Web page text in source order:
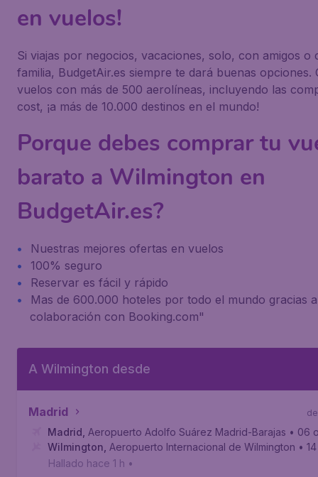
en vuelos!
Si viajas por negocios, vacaciones, solo, con amigos o
familia, BudgetAir.es siempre te dará buenas opciones.
vuelos con más de 500 aerolíneas, incluyendo las
cost, ¡a más de 10.000 destinos en el mundo!
Porque debes comprar tu
barato a Wilmington en
BudgetAir.es?
Nuestras mejores ofertas en vuelos
100% seguro
Reservar es fácil y rápido
Mas de 600.000 hoteles por todo el mundo gracias
colaboración con Booking.com"
A Wilmington desde
Madrid
Madrid Aeropuerto Adolfo Suárez Madrid-Barajas • 06
Wilmington Aeropuerto Internacional de Wilmington •
Hallado hace 1 h •